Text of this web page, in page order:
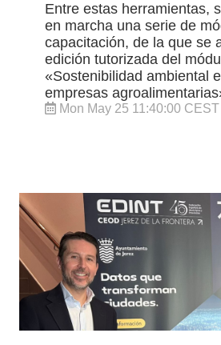
Entre estas herramientas,
en marcha una serie de
capacitación, de la que se
edición tutorizada del
«Sostenibilidad ambiental
empresas
Mon May 25 11:40:00